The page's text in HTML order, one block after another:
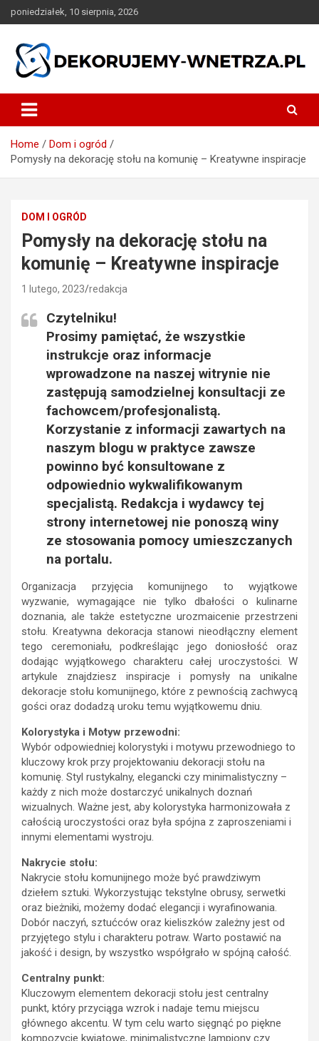
to
poniedziałek, 10 sierpnia, 2026
dekorujemy-wnetrza.pl
Home
Dom i ogród
Pomysły na dekorację stołu na komunię – Kreatywne inspiracje
DOM I OGRÓD
Pomysły na dekorację stołu na
komunię – Kreatywne inspiracje
1 lutego, 2023 redakcja
Czytelniku!
Prosimy pamiętać, że wszystkie
instrukcje oraz informacje
wprowadzone na naszej witrynie nie
zastępują samodzielnej konsultacji ze
fachowcem/profesjonalistą.
Korzystanie z informacji zawartych na
naszym blogu w praktyce zawsze
powinno być konsultowane z
odpowiednio wykwalifikowanym
specjalistą. Redakcja i wydawcy tej
strony internetowej nie ponoszą winy
ze stosowania pomocy umieszczanych
na portalu.
Organizacja przyjęcia komunijnego to wyjątkowe
wyzwanie, wymagające nie tylko dbałości o kulinarne
doznania, ale także estetyczne urozmaicenie przestrzeni
stołu. Kreatywna dekoracja stanowi nieodłączny element
tego ceremoniału, podkreślając jego doniosłość oraz
dodając wyjątkowego charakteru całej uroczystości. W
artykule znajdziesz inspiracje i pomysły na unikalne
dekoracje stołu komunijnego, które z pewnością zachwycą
gości oraz dodadzą uroku temu wyjątkowemu dniu.
Kolorystyka i Motyw przewodni:
Wybór odpowiedniej kolorystyki i motywu przewodniego to
kluczowy krok przy projektowaniu dekoracji stołu na
komunię. Styl rustykalny, elegancki czy minimalistyczny –
każdy z nich może dostarczyć unikalnych doznań
wizualnych. Ważne jest, aby kolorystyka harmonizowała z
całością uroczystości oraz była spójna z zaproszeniami i
innymi elementami wystroju.
Nakrycie stołu:
Nakrycie stołu komunijnego może być prawdziwym
dziełem sztuki. Wykorzystując tekstylne obrusy, serwetki
oraz bieżniki, możemy dodać elegancji i wyrafinowania.
Dobór naczyń, sztućców oraz kieliszków zależny jest od
przyjętego stylu i charakteru potraw. Warto postawić na
jakość i design, by wszystko współgrało w spójną całość.
Centralny punkt:
Kluczowym elementem dekoracji stołu jest centralny
punkt, który przyciąga wzrok i nadaje temu miejscu
głównego akcentu. W tym celu warto sięgnąć po piękne
kompozycje kwiatowe, minimalistyczne lampiony czy